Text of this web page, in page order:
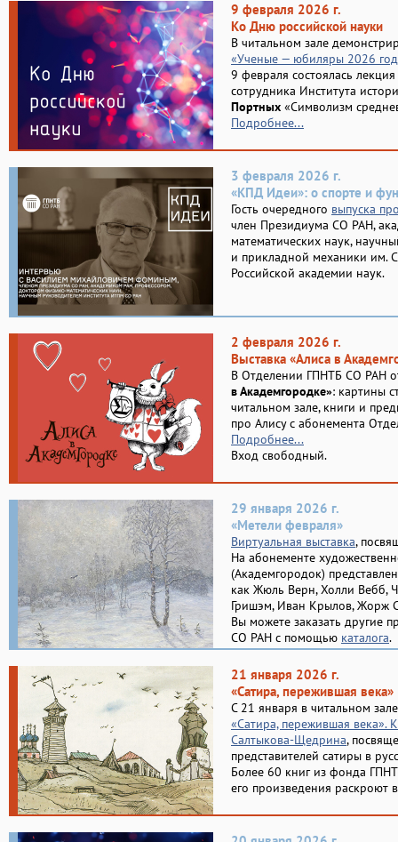
9 февраля 2026 г.
Ко Дню российской науки
В читальном зале
«Ученые — юбиляры 2026
9 февраля состоялась
сотрудника Института
Портных «Символизм
Подробнее...
3 февраля 2026 г.
«КПД Идеи»: о спорте и
Гость очередного выпуска
член Президиума СО РАН,
математических наук,
и прикладной механики им.
Российской академии наук.
2 февраля 2026 г.
Выставка «Алиса в
В Отделении ГПНТБ СО РАН
в Академгородке»: картины
читальном зале, книги и
про Алису с абонемента
Подробнее...
Вход свободный.
29 января 2026 г.
«Метели февраля»
Виртуальная выставка,
На абонементе
(Академгородок)
как Жюль Верн, Холли Вебб,
Гришэм, Иван Крылов, Жорж
Вы можете заказать другие
СО РАН с помощью каталога.
21 января 2026 г.
«Сатира, пережившая века»
С 21 января в читальном
«Сатира, пережившая
Салтыкова-Щедрина,
представителей сатиры в
Более 60 книг из фонда
его произведения раскроют